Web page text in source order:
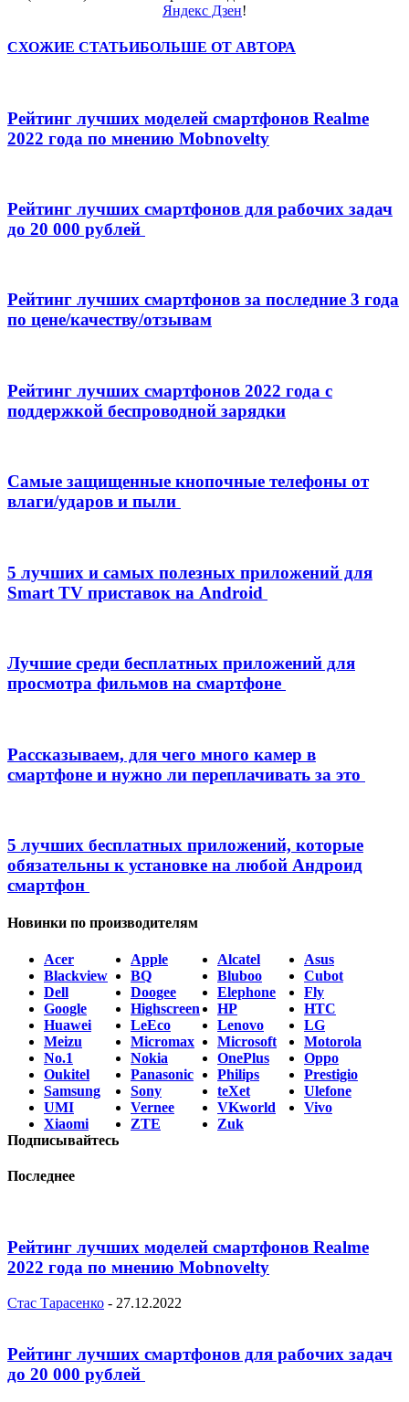
Яндекс Дзен!
СХОЖИЕ СТАТЬИБОЛЬШЕ ОТ АВТОРА
Рейтинг лучших моделей смартфонов Realme
2022 года по мнению Mobnovelty
Рейтинг лучших смартфонов для рабочих задач
до 20 000 рублей
Рейтинг лучших смартфонов за последние 3 года
по цене/качеству/отзывам
Рейтинг лучших смартфонов 2022 года с
поддержкой беспроводной зарядки
Самые защищенные кнопочные телефоны от
влаги/ударов и пыли
5 лучших и самых полезных приложений для
Smart TV приставок на Android
Лучшие среди бесплатных приложений для
просмотра фильмов на смартфоне
Рассказываем, для чего много камер в
смартфоне и нужно ли переплачивать за это
5 лучших бесплатных приложений, которые
обязательны к установке на любой Андроид
смартфон
Новинки по производителям
Acer Apple Alcatel
Asus
Blackview
BQ Bluboo
Cubot
Dell
Doogee Elephone
Fly
Google
Highscreen HP
HTC
Huawei
LeEco Lenovo
LG
Meizu
Micromax Microsoft
Motorola
No.1
Nokia OnePlus
Oppo
Oukitel
Panasonic Philips
Prestigio
Samsung
Sony teXet
Ulefone
UMI
Vernee VKworld
Vivo
Xiaomi
ZTE
Zuk
Подписывайтесь
Последнее
Рейтинг лучших моделей смартфонов Realme
2022 года по мнению Mobnovelty
Стас Тарасенко - 27.12.2022
Рейтинг лучших смартфонов для рабочих задач
до 20 000 рублей